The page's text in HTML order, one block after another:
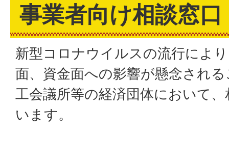
事業者向け相談窓口
新型コロナウイルスの流行によ
面、資金面への影響が懸念され
工会議所等の経済団体において
います。